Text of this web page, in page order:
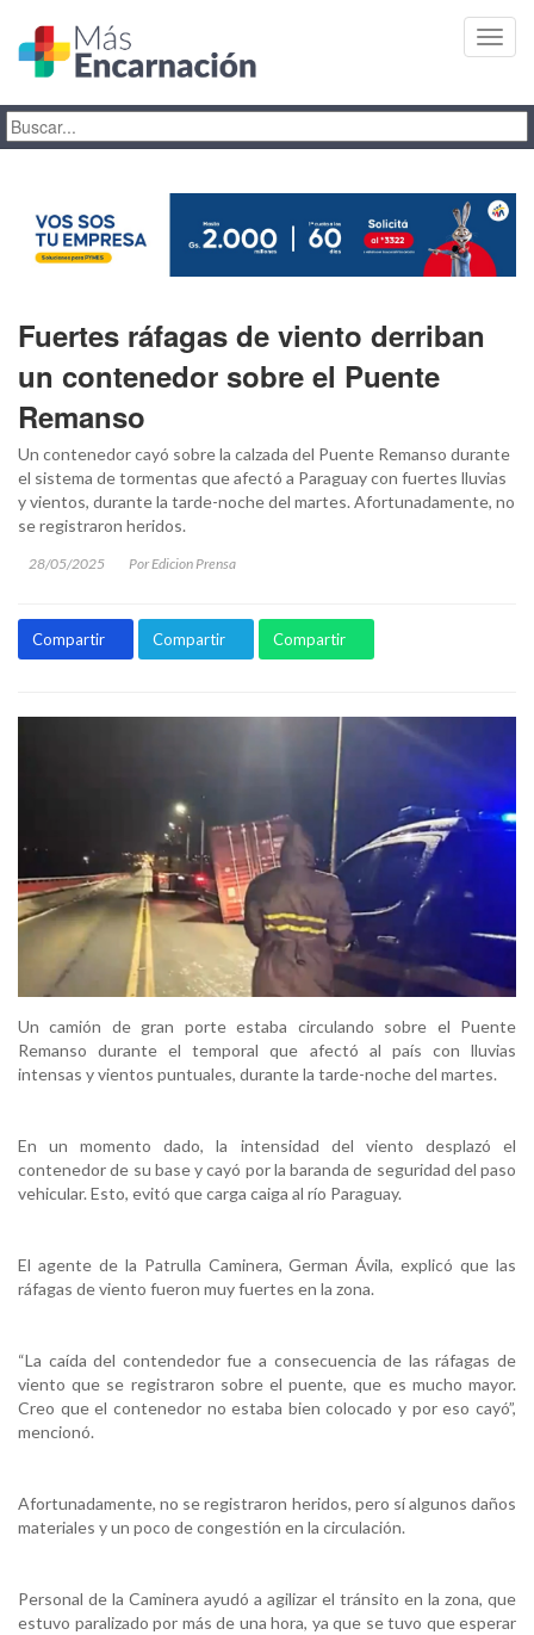
Fuertes ráfagas de viento derriban
un contenedor sobre el Puente
Remanso
Un contenedor cayó sobre la calzada del Puente Remanso durante
el sistema de tormentas que afectó a Paraguay con fuertes lluvias
y vientos, durante la tarde-noche del martes. Afortunadamente, no
se registraron heridos.
28/05/2025 Por Edicion Prensa
Compartir Compartir Compartir
Un camión de gran porte estaba circulando sobre el Puente
Remanso durante el temporal que afectó al país con lluvias
intensas y vientos puntuales, durante la tarde-noche del martes.
En un momento dado, la intensidad del viento desplazó el
contenedor de su base y cayó por la baranda de seguridad del paso
vehicular. Esto, evitó que carga caiga al río Paraguay.
El agente de la Patrulla Caminera, German Ávila, explicó que las
ráfagas de viento fueron muy fuertes en la zona.
“La caída del contendedor fue a consecuencia de las ráfagas de
viento que se registraron sobre el puente, que es mucho mayor.
Creo que el contenedor no estaba bien colocado y por eso cayó”,
mencionó.
Afortunadamente, no se registraron heridos, pero sí algunos daños
materiales y un poco de congestión en la circulación.
Personal de la Caminera ayudó a agilizar el tránsito en la zona, que
estuvo paralizado por más de una hora, ya que se tuvo que esperar